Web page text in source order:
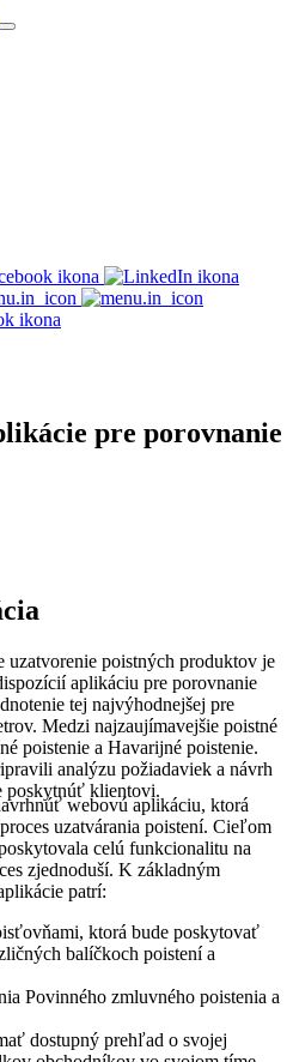
pre porovnanie
uzatvorenie poistných produktov je
aplikáciu pre porovnanie
tej najvýhodnejšej pre
Medzi najzaujímavejšie poistné
poistenie a Havarijné poistenie.
analýzu požiadaviek a návrh
poskytnúť klientovi.
webovú aplikáciu, ktorá
uzatvárania poistení. Cieľom
celú funkcionalitu na
zjednoduší. K základným
patrí:
ktorá bude poskytovať
balíčkoch poistení a
Povinného zmluvného poistenia a
dostupný prehľad o svojej